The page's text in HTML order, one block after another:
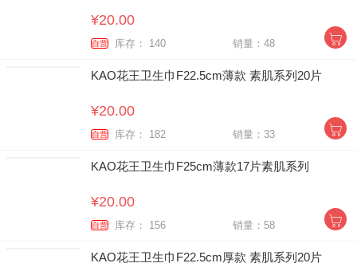
¥20.00
自营 库存： 140 销量：48
KAO花王卫生巾F22.5cm薄款 素肌系列20片
¥20.00
自营 库存： 182 销量：33
KAO花王卫生巾F25cm薄款17片素肌系列
¥20.00
自营 库存： 156 销量：58
KAO花王卫生巾F22.5cm厚款 素肌系列20片